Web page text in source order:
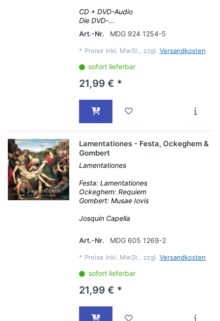
CD + DVD-Audio
Die DVD-...
Art.-Nr.
MDG 924 1254-5
* Preise inkl. MwSt., zzgl. Versandkosten
sofort lieferbar
21,99 € *
Lamentationes - Festa, Ockeghem &
Gombert
Lamentationes
Festa: Lamentationes
Ockeghem: Requiem
Gombert: Musae Iovis
Josquin Capella
Art.-Nr. MDG 605 1269-2
* Preise inkl. MwSt., zzgl. Versandkosten
sofort lieferbar
21,99 € *